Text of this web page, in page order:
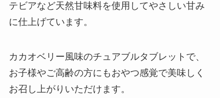
テビアなど天然甘味料を使用してやさしい甘み
に仕上げています。
カカオベリー風味のチュアブルタブレットで、
お子様やご高齢の方にもおやつ感覚で美味しく
お召し上がりいただけます。